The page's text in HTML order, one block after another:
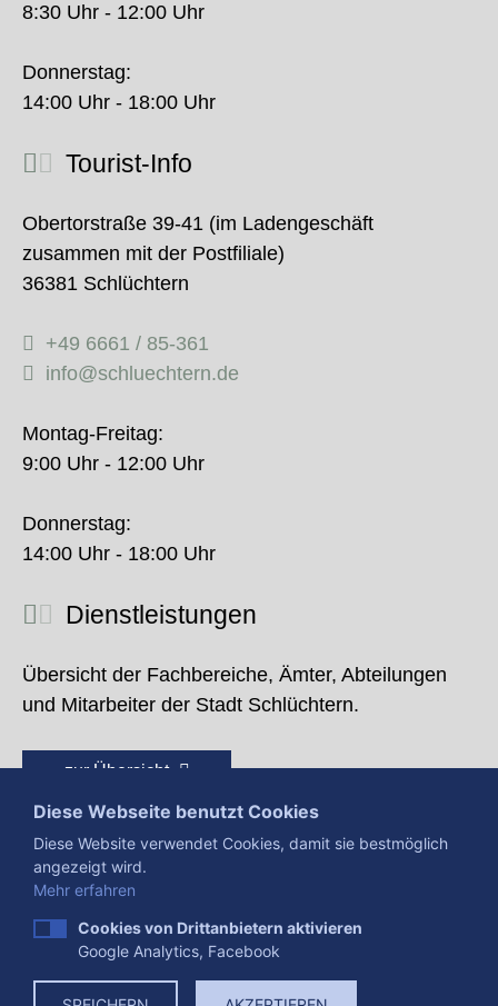
8:30 Uhr - 12:00 Uhr
Donnerstag:
14:00 Uhr - 18:00 Uhr
Tourist-Info
Obertorstraße 39-41 (im Ladengeschäft
zusammen mit der Postfiliale)
36381 Schlüchtern
+49 6661 / 85-361
info@schluechtern.de
Montag-Freitag:
9:00 Uhr - 12:00 Uhr
Donnerstag:
14:00 Uhr - 18:00 Uhr
Dienstleistungen
Übersicht der Fachbereiche, Ämter, Abteilungen
und Mitarbeiter der Stadt Schlüchtern.
zur Übersicht
Presse Impressum Datenschutzerklärung
Diese Webseite benutzt Cookies
Diese Website verwendet Cookies, damit sie bestmöglich
angezeigt wird.
Mehr erfahren
Cookies von Drittanbietern aktivieren
Google Analytics, Facebook